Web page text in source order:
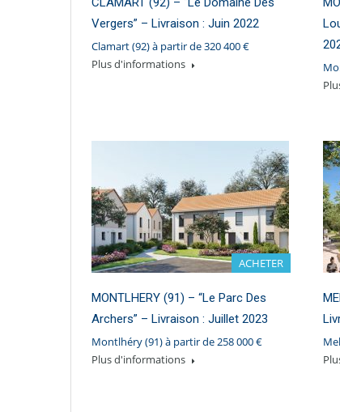
Vergers” – Livraison : Juin 2022
Clamart (92) à partir de 320 400 €
Plus d'informations
ACHETER
MONTLHERY (91) – “Le Parc Des
Archers” – Livraison : Juillet 2023
Montlhéry (91) à partir de 258 000 €
Plus d'informations